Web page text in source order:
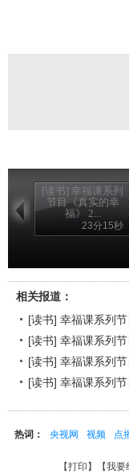
[读书] 幸福课系列
节目《真实的幸
福》 2...
23分15秒
相关报道：
[读书] 幸福课系列
[读书] 幸福课系列
[读书] 幸福课系列
[读书] 幸福课系列
热词： 央视网 视频 点
【打印 】【我要